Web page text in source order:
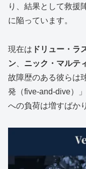
り、結果として救援
に陥っています。
現在は ドリュー・ラ
ン
ニック・マルテ
故障歴のある彼らは
発（five-and-dive）
への負荷は増すばか